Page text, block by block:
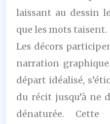
laissant au dessin
que les mots taisent.
Les décors
narration
départ idéalisé,
du récit jusqu’à ne
dénaturée. Cette